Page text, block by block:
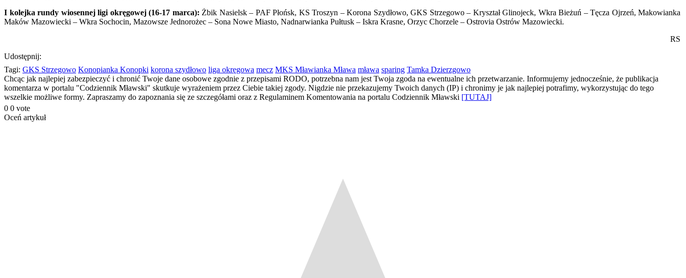
I kolejka rundy wiosennej ligi okręgowej (16-17 marca): Żbik Nasielsk – PAF Płońsk, KS Troszyn – Korona Szydłowo, GKS Strzegowo – Kryształ Glinojeck, Wkra Bieżuń – Tęcza Ojrzeń, Makowianka
Maków Mazowiecki – Wkra Sochocin, Mazowsze Jednorożec – Sona Nowe Miasto, Nadnarwianka Pułtusk – Iskra Krasne, Orzyc Chorzele – Ostrovia Ostrów Mazowiecki.
RS
Udostępnij:
Tagi: GKS Strzegowo Konopianka Konopki korona szydłowo liga okręgowa mecz MKS Mławianka Mława mława sparing Tamka Dzierzgowo
Chcąc jak najlepiej zabezpieczyć i chronić Twoje dane osobowe zgodnie z przepisami RODO, potrzebna nam jest Twoja zgoda na ewentualne ich przetwarzanie. Informujemy jednocześnie, że publikacja
komentarza w portalu "Codziennik Mławski" skutkuje wyrażeniem przez Ciebie takiej zgody. Nigdzie nie przekazujemy Twoich danych (IP) i chronimy je jak najlepiej potrafimy, wykorzystując do tego
wszelkie możliwe formy. Zapraszamy do zapoznania się ze szczegółami oraz z Regulaminem Komentowania na portalu Codziennik Mławski [TUTAJ]
0 0 vote
Oceń artykuł